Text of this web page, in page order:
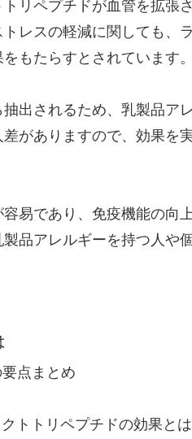
リペプチドが血管を拡張
レスの軽減に関しても、
もたらすとされています。
出されるため、乳製品ア
がありますので、効果を
易であり、免疫機能の向
品アレルギーを持つ人や